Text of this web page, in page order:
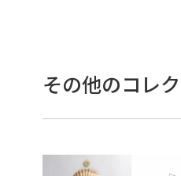
その他のコレ